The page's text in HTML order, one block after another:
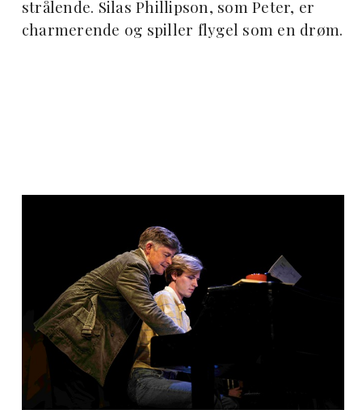
strålende. Silas Phillipson, som Peter, er
charmerende og spiller flygel som en drøm.